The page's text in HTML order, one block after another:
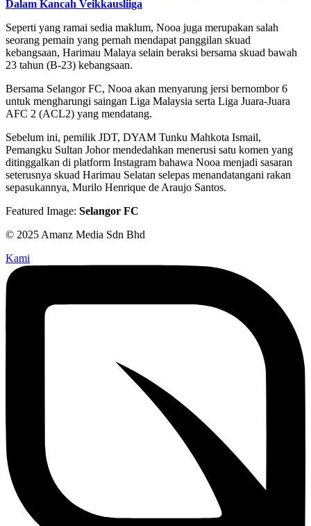
Dalam Kancah Veikkausliiga
Seperti yang ramai sedia maklum, Nooa juga merupakan salah
seorang pemain yang pernah mendapat panggilan skuad
kebangsaan, Harimau Malaya selain beraksi bersama skuad bawah
23 tahun (B-23) kebangsaan.
Bersama Selangor FC, Nooa akan menyarung jersi bernombor 6
untuk mengharungi saingan Liga Malaysia serta Liga Juara-Juara
AFC 2 (ACL2) yang mendatang.
Sebelum ini, pemilik JDT, DYAM Tunku Mahkota Ismail,
Pemangku Sultan Johor mendedahkan menerusi satu komen yang
ditinggalkan di platform Instagram bahawa Nooa menjadi sasaran
seterusnya skuad Harimau Selatan selepas menandatangani rakan
sepasukannya, Murilo Henrique de Araujo Santos.
Featured Image: Selangor FC
© 2025 Amanz Media Sdn Bhd
Kami